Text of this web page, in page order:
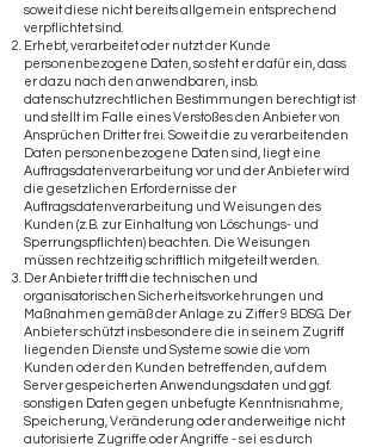
soweit diese nicht bereits allgemein entsprechend
verpflichtet sind.
Erhebt, verarbeitet oder nutzt der Kunde
personenbezogene Daten, so steht er dafür ein, dass
er dazu nach den anwendbaren, insb.
datenschutzrechtlichen Bestimmungen berechtigt ist
und stellt im Falle eines Verstoßes den Anbieter von
Ansprüchen Dritter frei. Soweit die zu verarbeitenden
Daten personenbezogene Daten sind, liegt eine
Auftragsdatenverarbeitung vor und der Anbieter wird
die gesetzlichen Erfordernisse der
Auftragsdatenverarbeitung und Weisungen des
Kunden (z.B. zur Einhaltung von Löschungs- und
Sperrungspflichten) beachten. Die Weisungen
müssen rechtzeitig schriftlich mitgeteilt werden.
Der Anbieter trifft die technischen und
organisatorischen Sicherheitsvorkehrungen und
Maßnahmen gemäß der Anlage zu Ziffer 9 BDSG. Der
Anbieter schützt insbesondere die in seinem Zugriff
liegenden Dienste und Systeme sowie die vom
Kunden oder den Kunden betreffenden, auf dem
Server gespeicherten Anwendungsdaten und ggf.
sonstigen Daten gegen unbefugte Kenntnisnahme,
Speicherung, Veränderung oder anderweitige nicht
autorisierte Zugriffe oder Angriffe - sei es durch